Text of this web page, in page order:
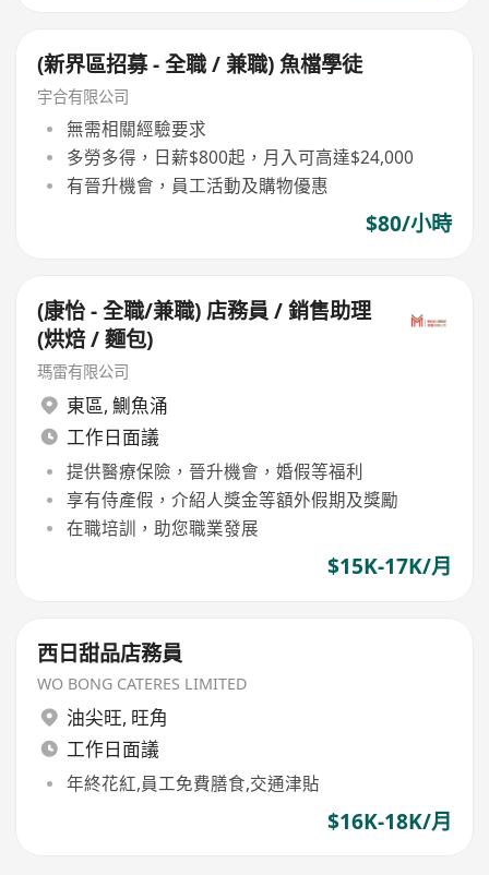
(新界區招募 - 全職 / 兼職) 魚檔學徒
宇合有限公司
無需相關經驗要求
多勞多得，日薪$800起，月入可高達$24,000
有晉升機會，員工活動及購物優惠
$80/小時
(康怡 - 全職/兼職) 店務員 / 銷售助理
(烘焙 / 麵包)
瑪雷有限公司
東區, 鰂魚涌
工作日面議
提供醫療保險，晉升機會，婚假等福利
享有侍產假，介紹人獎金等額外假期及獎勵
在職培訓，助您職業發展
$15K-17K/月
西日甜品店務員
WO BONG CATERES LIMITED
油尖旺, 旺角
工作日面議
年終花紅,員工免費膳食,交通津貼
$16K-18K/月